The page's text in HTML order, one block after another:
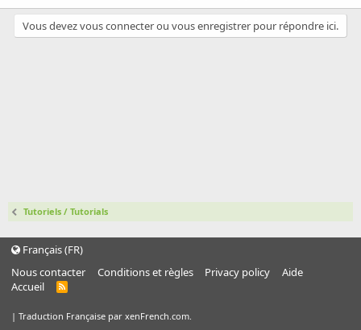
Vous devez vous connecter ou vous enregistrer pour répondre ici.
Tutoriels / Tutorials
Français (FR)
Nous contacter
Conditions et règles Privacy policy
Aide
Accueil
R
| Traduction Française par xenFrench.com.